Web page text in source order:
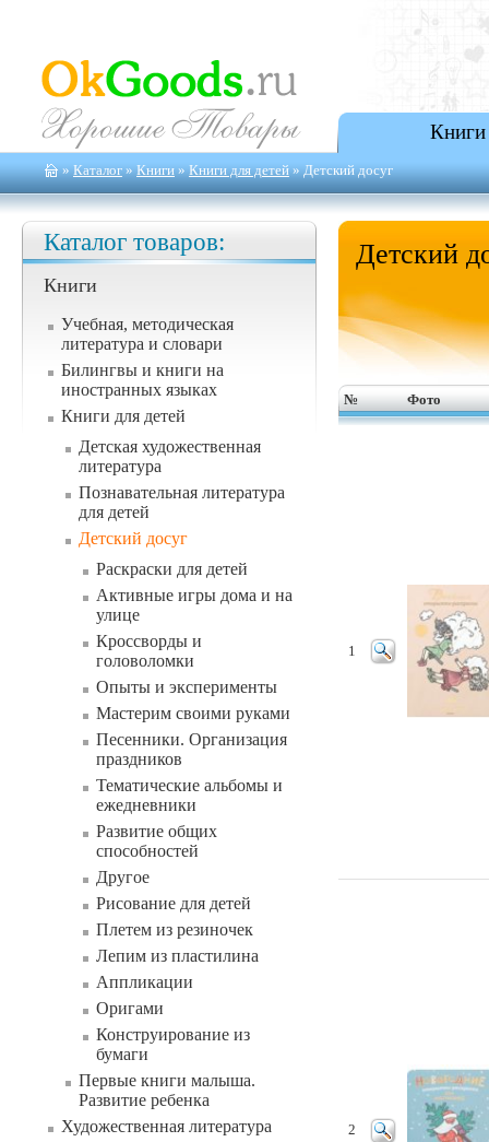
Книги
»Каталог»Книги»Книги для детей» Детский досуг
Каталог товаров:
Книги
Учебная, методическая
литература и словари
Билингвы и книги на
иностранных языках
Книги для детей
Детская художественная
литература
Познавательная литература
для детей
Детский досуг
Раскраски для детей
Активные игры дома и на
улице
Кроссворды и
головоломки
Опыты и эксперименты
Мастерим своими руками
Песенники. Организация
праздников
Тематические альбомы и
ежедневники
Развитие общих
способностей
Другое
Рисование для детей
Плетем из резиночек
Лепим из пластилина
Аппликации
Оригами
Конструирование из
бумаги
Первые книги малыша.
Развитие ребенка
Художественная литература
Детский
№ Фото
1
2